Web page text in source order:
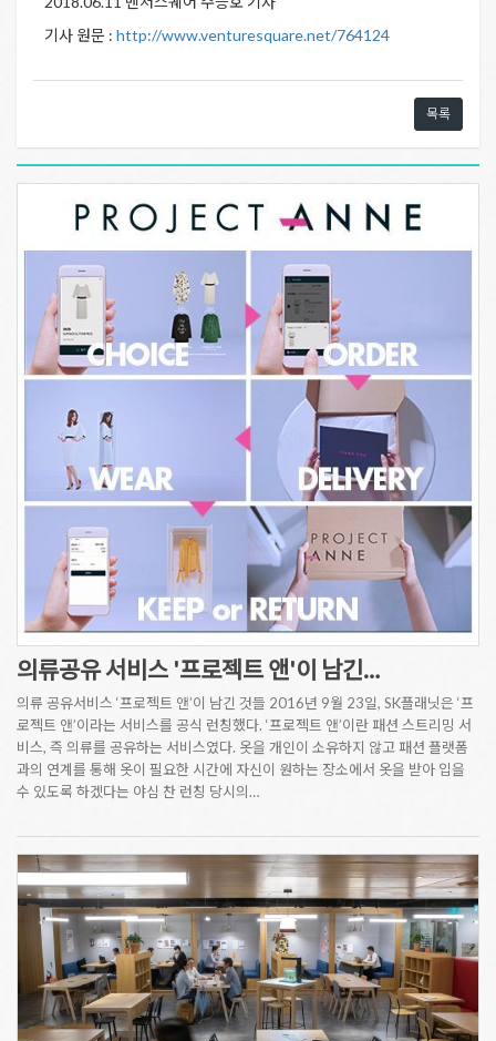
기사 원문 : http://www.venturesquare.net/764124
목록
의류공유 서비스 '프로젝트 앤'이 남긴…
의류 공유서비스 ‘프로젝트 앤’이 남긴 것들 2016년 9월 23일, SK플래닛은 ‘프
로젝트 앤’이라는 서비스를 공식 런칭했다. ‘프로젝트 앤’이란 패션 스트리밍 서
비스, 즉 의류를 공유하는 서비스였다. 옷을 개인이 소유하지 않고 패션 플랫폼
과의 연계를 통해 옷이 필요한 시간에 자신이 원하는 장소에서 옷을 받아 입을
수 있도록 하겠다는 야심 찬 런칭 당시의…